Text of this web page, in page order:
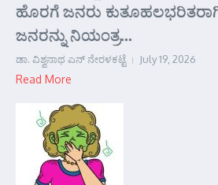
ಹೊರಗೆ ಜನರು ಕುತೂಹಲಭರಿತರಾಗಿ
ಜನರನ್ನು ನಿಯಂತ್ರ...
ಡಾ. ವಿಶ್ವನಾಥ ಎನ್ ನೇರಳಕಟ್ಟೆ July 19, 2026
Read More